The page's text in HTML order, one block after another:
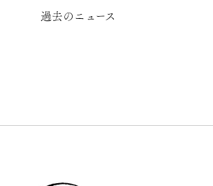
過去のニュース